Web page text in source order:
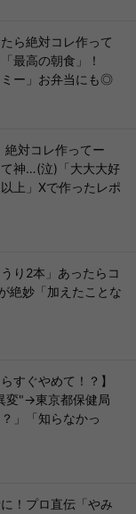
ら絶対コレ作って
最高の朝食」！
ミー」お弁当にも◎
絶対コレ作ってー
神…(泣)「大大大好
上」Xで作ったレポ
り2本」あったらコ
絶妙「加えたことな
すぐやめて！？】
変"→東京都保健局
」「知らなかっ
！プロ直伝「やみ